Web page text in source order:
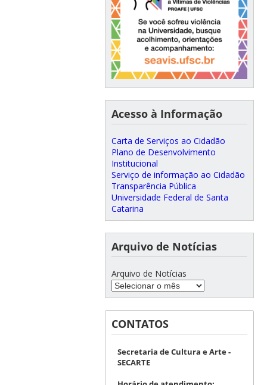
Acesso à Informação
Carta de Serviços ao Cidadão
Plano de Desenvolvimento
Institucional
Serviço de informação ao Cidadão
Transparência Pública
Universidade Federal de Santa
Catarina
Arquivo de Notícias
Arquivo de Notícias
CONTATOS
Secretaria de Cultura e Arte -
SECARTE